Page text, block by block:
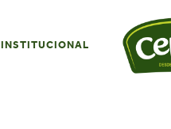
INSTITUCIONAL